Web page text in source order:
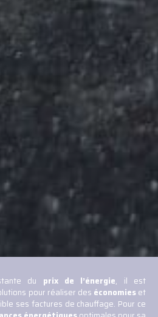
du prix de l’énergie, il est
pour réaliser des économieset
ses factures de chauffage. Pour ce